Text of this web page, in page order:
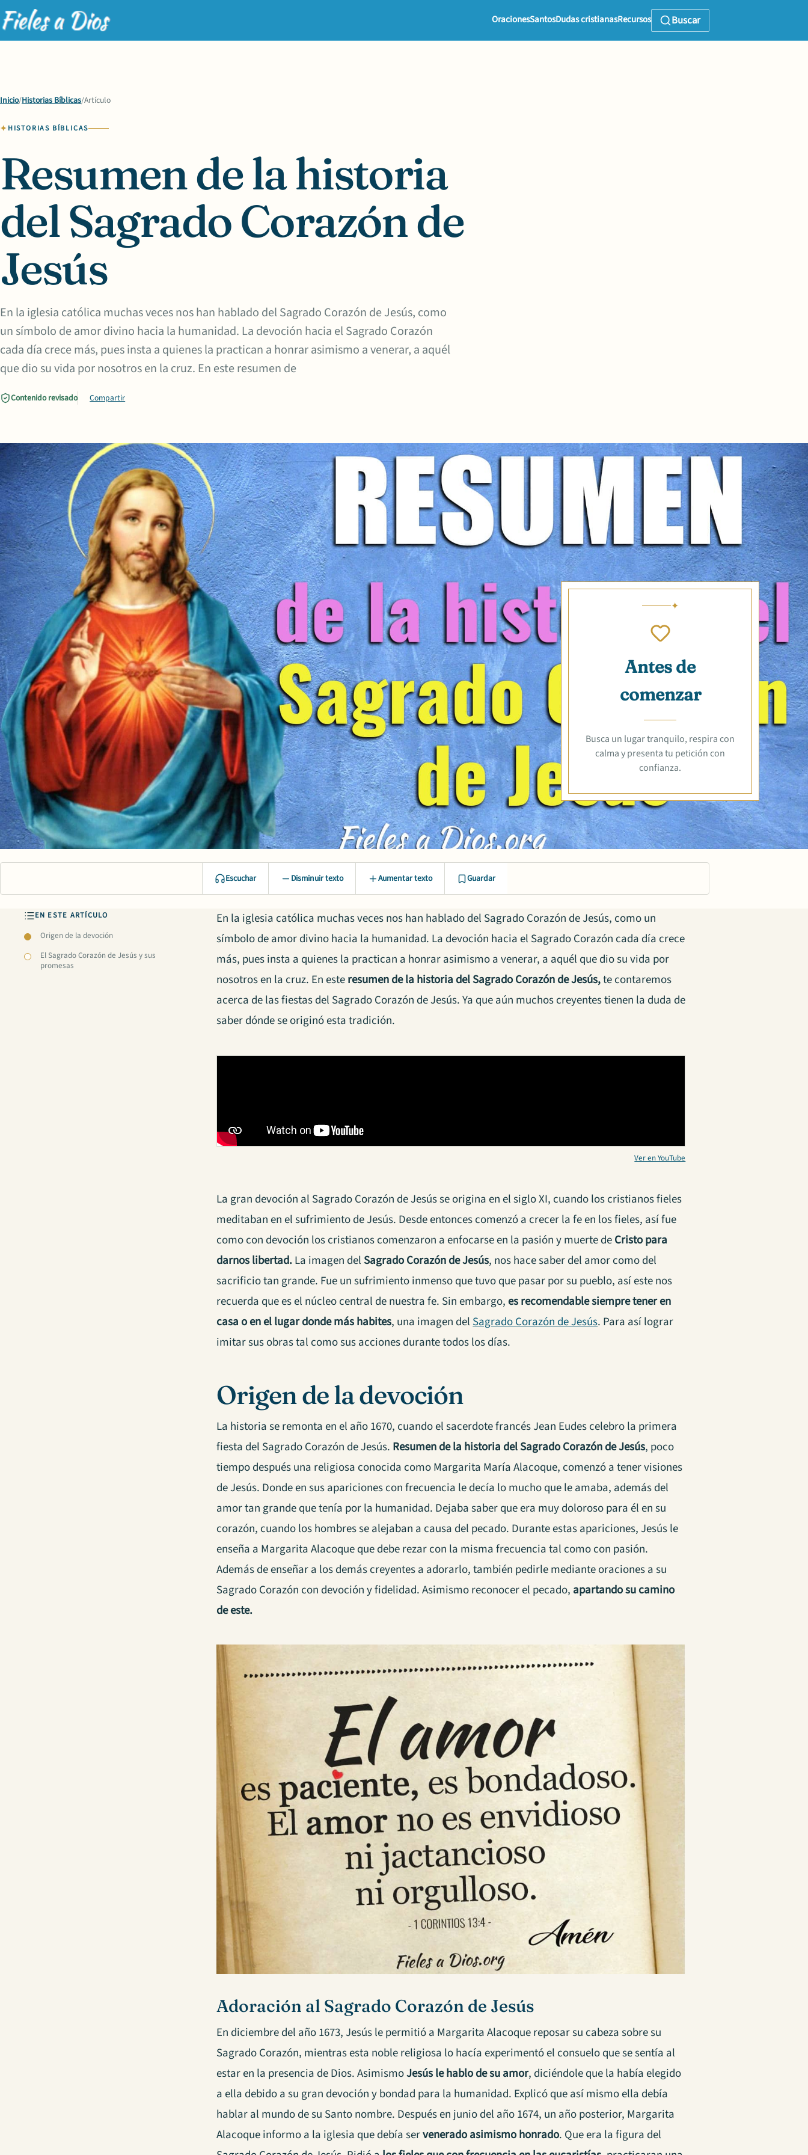
OracionesSantosDudas cristianasRecursos Buscar
Inicio/Historias Bíblicas/Artículo
HISTORIAS BÍBLICAS
Resumen de la historia
del Sagrado Corazón de
Jesús
En la iglesia católica muchas veces nos han hablado del Sagrado Corazón de Jesús, como
un símbolo de amor divino hacia la humanidad. La devoción hacia el Sagrado Corazón
cada día crece más, pues insta a quienes la practican a honrar asimismo a venerar, a aquél
que dio su vida por nosotros en la cruz. En este resumen de
Contenido revisado Compartir
Antes de
comenzar
Busca un lugar tranquilo, respira con
calma y presenta tu petición con
confianza.
Escuchar Disminuir texto Aumentar texto Guardar
EN ESTE ARTÍCULO
Origen de la devoción
El Sagrado Corazón de Jesús y sus
promesas
En la iglesia católica muchas veces nos han hablado del Sagrado Corazón de Jesús, como un
símbolo de amor divino hacia la humanidad. La devoción hacia el Sagrado Corazón cada día crece
más, pues insta a quienes la practican a honrar asimismo a venerar, a aquél que dio su vida por
nosotros en la cruz. En esteresumen de la historia del Sagrado Corazón de Jesús,te contaremos
acerca de las fiestas del Sagrado Corazón de Jesús. Ya que aún muchos creyentes tienen la duda de
saber dónde se originó esta tradición.
Ver en YouTube
La gran devoción al Sagrado Corazón de Jesús se origina en el siglo XI, cuando los cristianos fieles
meditaban en el sufrimiento de Jesús. Desde entonces comenzó a crecer la fe en los fieles, así fue
como con devoción los cristianos comenzaron a enfocarse en la pasión y muerte deCristo para
darnos libertad.La imagen del Sagrado Corazón de Jesús, nos hace saber del amor como del
sacrificio tan grande. Fue un sufrimiento inmenso que tuvo que pasar por su pueblo, así este nos
recuerda que es el núcleo central de nuestra fe. Sin embargo,es recomendable siempre tener en
casa o en el lugar donde más habites, una imagen delSagrado Corazón de Jesús. Para así lograr
imitar sus obras tal como sus acciones durante todos los días.
Origen de la devoción
La historia se remonta en el año 1670, cuando el sacerdote francés Jean Eudes celebro la primera
fiesta del Sagrado Corazón de Jesús. Resumen de la historia del Sagrado Corazón de Jesús, poco
tiempo después una religiosa conocida como Margarita María Alacoque, comenzó a tener visiones
de Jesús. Donde en sus apariciones con frecuencia le decía lo mucho que le amaba, además del
amor tan grande que tenía por la humanidad. Dejaba saber que era muy doloroso para él en su
corazón, cuando los hombres se alejaban a causa del pecado. Durante estas apariciones, Jesús le
enseña a Margarita Alacoque que debe rezar con la misma frecuencia tal como con pasión.
Además de enseñar a los demás creyentes a adorarlo, también pedirle mediante oraciones a su
Sagrado Corazón con devoción y fidelidad. Asimismo reconocer el pecado, apartando su camino
de este.
Adoración al Sagrado Corazón de Jesús
En diciembre del año 1673, Jesús le permitió a Margarita Alacoque reposar su cabeza sobre su
Sagrado Corazón, mientras esta noble religiosa lo hacía experimentó el consuelo que se sentía al
estar en la presencia de Dios. AsimismoJesús le hablo de su amor, diciéndole que la había elegido
a ella debido a su gran devoción y bondad para la humanidad. Explicó que así mismo ella debía
hablar al mundo de su Santo nombre. Después en junio del año 1674, un año posterior, Margarita
Alacoque informo a la iglesia que debía servenerado asimismo honrado. Que era la figura del